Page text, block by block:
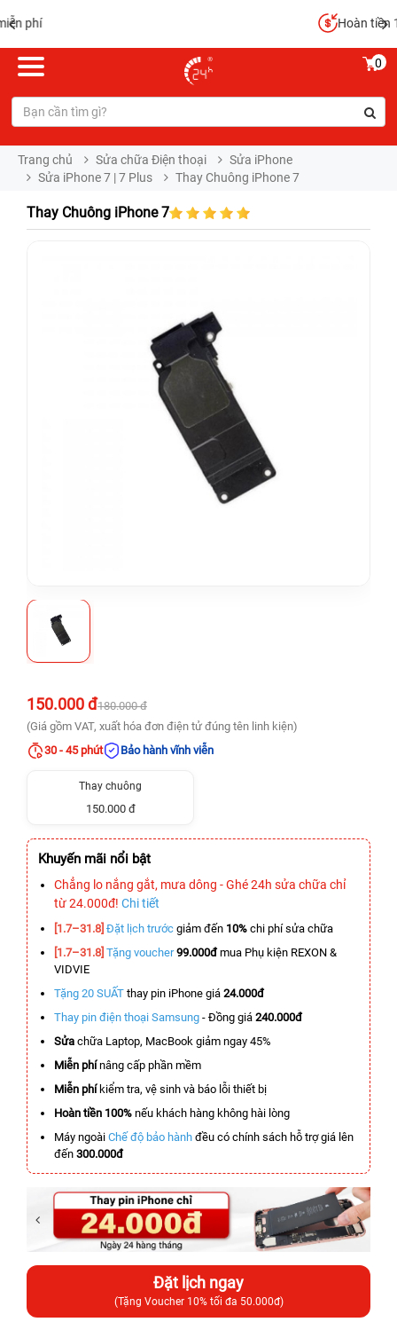
0
Trang chủ Sửa chữa Điện thoại
Sửa iPhone
Sửa iPhone 7 | 7 Plus
Thay Chuông iPhone 7
Thay Chuông iPhone 7
150.000 đ180.000 đ
(Giá gồm VAT, xuất hóa đơn điện tử đúng tên linh kiện)
30 - 45 phút
Bảo hành vĩnh viễn
Thay chuông
150.000 đ
Khuyến mãi nổi bật
Chẳng lo nắng gắt, mưa dông - Ghé 24h sửa chữa chỉ
từ 24.000đ! Chi tiết
[1.7–31.8] Đặt lịch trước giảm đến 10% chi phí sửa chữa
[1.7–31.8] Tặng voucher 99.000đmua Phụ kiện REXON &
VIDVIE
Tặng 20 SUẤT thay pin iPhone giá 24.000đ
Thay pin điện thoại Samsung - Đồng giá 240.000đ
Sửa chữa Laptop, MacBook giảm ngay 45%
Miễn phínâng cấp phần mềm
Miễn phíkiểm tra, vệ sinh và báo lỗi thiết bị
Hoàn tiền 100% nếu khách hàng không hài lòng
Máy ngoài Chế độ bảo hành đều có chính sách hỗ trợ giá lên
đến 300.000đ
Đặt lịch ngay
(Tặng Voucher 10% tối đa 50.000đ)